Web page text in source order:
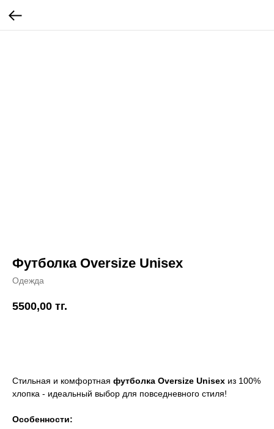
Футболка Oversize Unisex
Одежда
5500,00 тг.
Стильная и комфортная футболка Oversize Unisex из 100%
хлопка - идеальный выбор для повседневного стиля!
Особенности: